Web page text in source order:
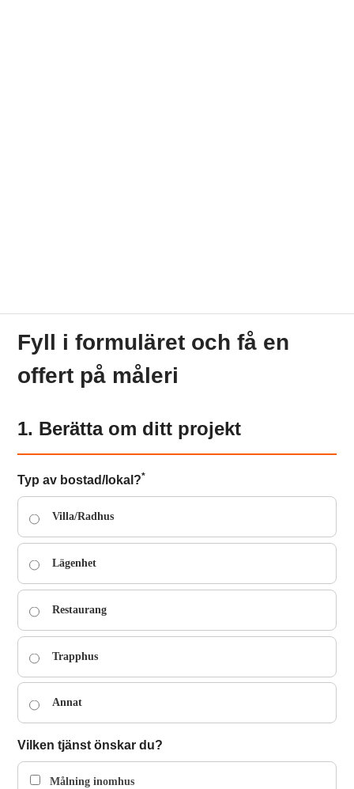
Fyll i formuläret och få en
offert på måleri
1. Berätta om ditt projekt
Typ av bostad/lokal?*
Villa/Radhus
Lägenhet
Restaurang
Trapphus
Annat
Vilken tjänst önskar du?
Målning inomhus